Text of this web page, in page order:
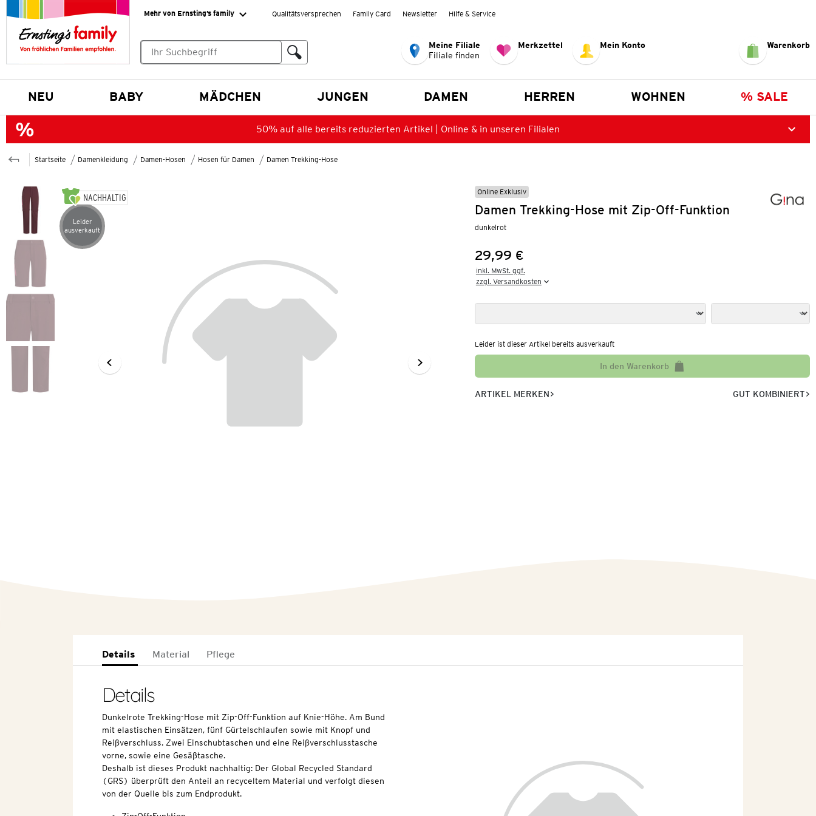
Mehr von Ernsting’s family Qualitätsversprechen Family Card Newsletter Hilfe & Service
Meine Filiale
Filiale finden
Merkzettel Mein Konto Warenkorb
NEU BABY MÄDCHEN JUNGEN DAMEN HERREN WOHNEN % SALE
50% auf alle bereits reduzierten Artikel | Online & in unseren Filialen
Startseite Damenkleidung Damen-Hosen Hosen für Damen Damen Trekking-Hose
NACHHALTIG
Artikel leider ausverkauft
Leider
ausverkauft
Online Exklusiv
Damen Trekking-Hose mit Zip-Off-Funktion
dunkelrot
Preis:
29,99 €
inkl. MwSt. ggf.
zzgl. Versandkosten
Leider ist dieser Artikel bereits ausverkauft
In den Warenkorb
ARTIKEL MERKEN GUT KOMBINIERT
Details Material Pflege
Details
Dunkelrote Trekking-Hose mit Zip-Off-Funktion auf Knie-Höhe. Am Bund
mit elastischen Einsätzen, fünf Gürtelschlaufen sowie mit Knopf und
Reißverschluss. Zwei Einschubtaschen und eine Reißverschlusstasche
vorne, sowie eine Gesäßtasche.
Deshalb ist dieses Produkt nachhaltig: Der Global Recycled Standard
(GRS) überprüft den Anteil an recyceltem Material und verfolgt diesen
von der Quelle bis zum Endprodukt.